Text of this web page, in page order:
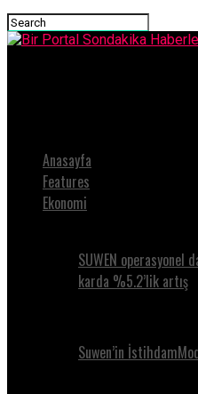
Anasayfa
Features
Ekonomi
SUWEN operasyonel
karda %5.2’lik artış
Suwen’in